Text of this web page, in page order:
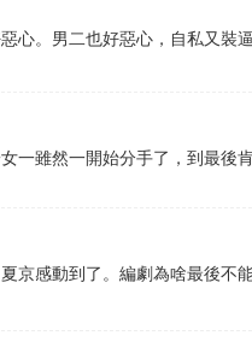
心。男二也好惡心，自私又裝
一雖然一開始分手了，到最後
京感動到了。編劇為啥最後